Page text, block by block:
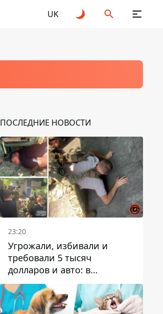
UK
ПОСЛЕДНИЕ НОВОСТИ
23:20
Угрожали, избивали и
требовали 5 тысяч
долларов и авто: в
Павлограде задержали двух
мужчин